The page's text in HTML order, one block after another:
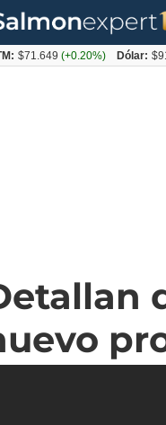
(+0.20%) Dólar: $913,86